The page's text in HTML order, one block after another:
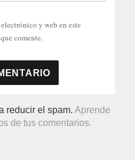
y web en este
comente.
reducir el spam.Aprende
de tus comentarios.